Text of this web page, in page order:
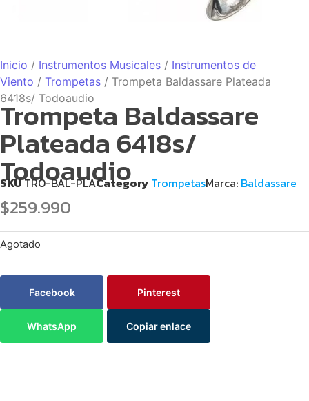
Inicio / Instrumentos Musicales / Instrumentos de
Viento / Trompetas / Trompeta Baldassare Plateada
6418s/ Todoaudio
Trompeta Baldassare
Plateada 6418s/
Todoaudio
SKUTRO-BAL-PLACategory TrompetasMarca: Baldassare
$259.990
Agotado
Facebook Pinterest
WhatsApp Copiar enlace